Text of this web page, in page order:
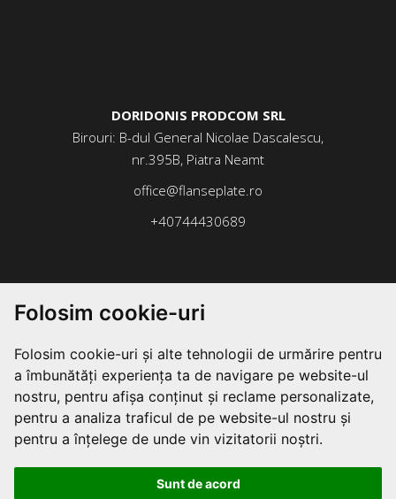
Folosim cookie-uri
Folosim cookie-uri și alte tehnologii de urmărire pentru
a îmbunătăți experiența ta de navigare pe website-ul
nostru, pentru afișa conținut și reclame personalizate,
pentru a analiza traficul de pe website-ul nostru și
pentru a înțelege de unde vin vizitatorii noștri.
Sunt de acord
DORIDONIS PRODCOM SRL
Birouri: B-dul General Nicolae Dascalescu,
nr.395B, Piatra Neamt
office@flanseplate.ro
+40744430689